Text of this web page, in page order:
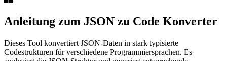
Anleitung zum JSON zu Code Konverter
Dieses Tool konvertiert JSON-Daten in stark typisierte
Codestrukturen für verschiedene Programmiersprachen. Es